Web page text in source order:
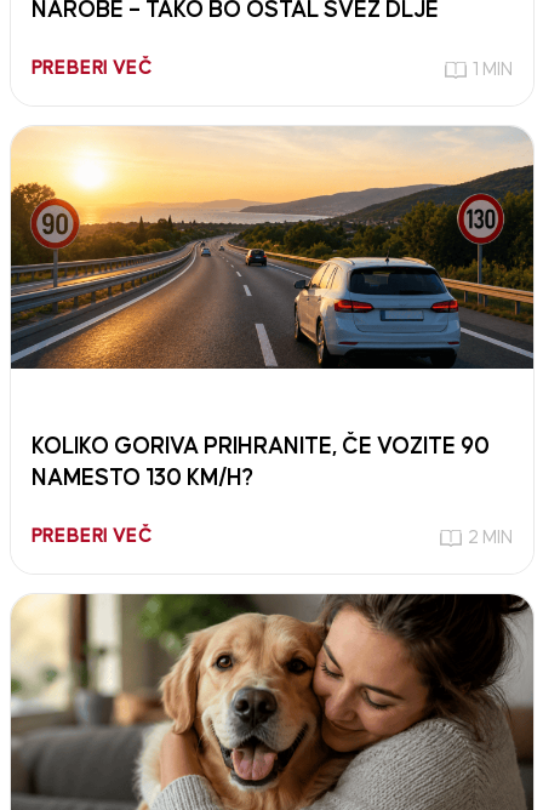
NAROBE – TAKO BO OSTAL SVEŽ DLJE
PREBERI VEČ 1 MIN
KOLIKO GORIVA PRIHRANITE, ČE VOZITE 90
NAMESTO 130 KM/H?
PREBERI VEČ 2 MIN